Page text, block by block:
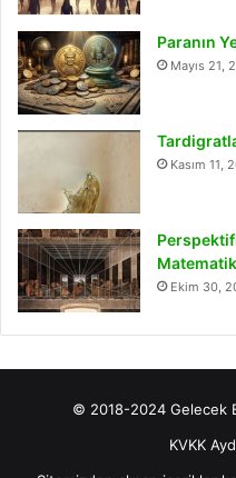
Paranın
Mayıs 21,
Kasım 11,
Ekim 30,
© 2018-2024 Gelecek
KVKK